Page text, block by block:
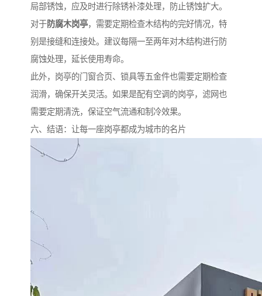
局部锈蚀，应及时进行除锈补漆处理，防止锈蚀扩大。
对于防腐木岗亭，需要定期检查木结构的完好情况，特
别是接缝和连接处。建议每隔一至两年对木结构进行防
腐蚀处理，延长使用寿命。
此外，岗亭的门窗合页、锁具等五金件也需要定期检查
润滑，确保开关灵活。如果是配有空调的岗亭，滤网也
需要定期清洗，保证空气流通和制冷效果。
六、结语：让每一座岗亭都成为城市的名片